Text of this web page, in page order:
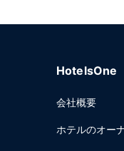
HotelsOne
会社概要
ホテルのオー